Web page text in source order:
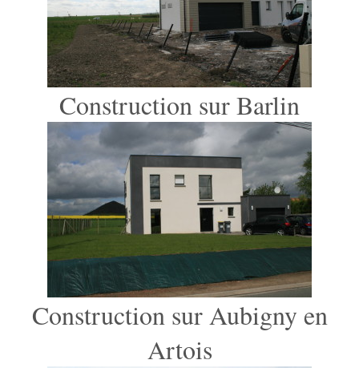
Construction sur Barlin
Construction sur Aubigny en
Artois